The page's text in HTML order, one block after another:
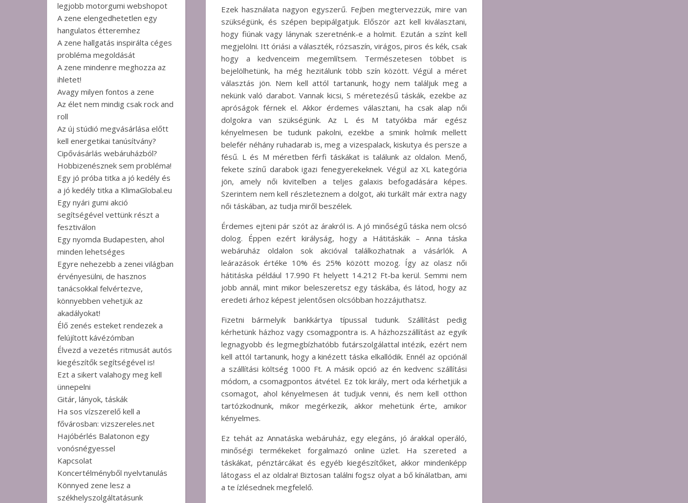
legjobb motorgumi webshopot
A zene elengedhetetlen egy
hangulatos étteremhez
A zene hallgatás inspirálta céges
probléma megoldását
A zene mindenre meghozza az
ihletet!
Avagy milyen fontos a zene
Az élet nem mindig csak rock and
roll
Az új stúdió megvásárlása előtt
kell energetikai tanúsítvány?
Cipővásárlás webáruházból?
Hobbizenésznek sem probléma!
Egy jó próba titka a jó kedély és
a jó kedély titka a KlimaGlobal.eu
Egy nyári gumi akció
segítségével vettünk részt a
fesztiválon
Egy nyomda Budapesten, ahol
minden lehetséges
Egyre nehezebb a zenei világban
érvényesülni, de hasznos
tanácsokkal felvértezve,
könnyebben vehetjük az
akadályokat!
Élő zenés esteket rendezek a
felújított kávézómban
Élvezd a vezetés ritmusát autós
kiegészítők segítségével is!
Ezt a sikert valahogy meg kell
ünnepelni
Gitár, lányok, táskák
Ha sos vízszerelő kell a
fővárosban: vizszereles.net
Hajóbérlés Balatonon egy
vonósnégyessel
Kapcsolat
Koncertélményből nyelvtanulás
Könnyed zene lesz a
székhelyszolgáltatásunk
Ezek használata nagyon egyszerű. Fejben megtervezzük, mire van
szükségünk, és szépen bepipálgatjuk. Először azt kell kiválasztani,
hogy fiúnak vagy lánynak szeretnénk-e a holmit. Ezután a színt kell
megjelölni. Itt óriási a választék, rózsaszín, virágos, piros és kék, csak
hogy a kedvenceim megemlítsem. Természetesen többet is
bejelölhetünk, ha még hezitálunk több szín között. Végül a méret
választás jön. Nem kell attól tartanunk, hogy nem találjuk meg a
nekünk való darabot. Vannak kicsi, S méretezésű táskák, ezekbe az
apróságok férnek el. Akkor érdemes választani, ha csak alap női
dolgokra van szükségünk. Az L és M tatyókba már egész
kényelmesen be tudunk pakolni, ezekbe a smink holmik mellett
belefér néhány ruhadarab is, meg a vizespalack, kiskutya és persze a
fésű. L és M méretben férfi táskákat is találunk az oldalon. Menő,
fekete színű darabok igazi fenegyerekeknek. Végül az XL kategória
jön, amely női kivitelben a teljes galaxis befogadására képes.
Szerintem nem kell részleteznem a dolgot, aki turkált már extra nagy
női táskában, az tudja miről beszélek.
Érdemes ejteni pár szót az árakról is. A jó minőségű táska nem olcsó
dolog. Éppen ezért királyság, hogy a Hátitáskák – Anna táska
webáruház oldalon sok akcióval találkozhatnak a vásárlók. A
leárazások értéke 10% és 25% között mozog. Így az olasz női
hátitáska például 17.990 Ft helyett 14.212 Ft-ba kerül. Semmi nem
jobb annál, mint mikor beleszeretsz egy táskába, és látod, hogy az
eredeti árhoz képest jelentősen olcsóbban hozzájuthatsz.
Fizetni bármelyik bankkártya típussal tudunk. Szállítást pedig
kérhetünk házhoz vagy csomagpontra is. A házhozszállítást az egyik
legnagyobb és legmegbízhatóbb futárszolgálattal intézik, ezért nem
kell attól tartanunk, hogy a kinézett táska elkallódik. Ennél az opciónál
a szállítási költség 1000 Ft. A másik opció az én kedvenc szállítási
módom, a csomagpontos átvétel. Ez tök király, mert oda kérhetjük a
csomagot, ahol kényelmesen át tudjuk venni, és nem kell otthon
tartózkodnunk, mikor megérkezik, akkor mehetünk érte, amikor
kényelmes.
Ez tehát az Annatáska webáruház, egy elegáns, jó árakkal operáló,
minőségi termékeket forgalmazó online üzlet. Ha szereted a
táskákat, pénztárcákat és egyéb kiegészítőket, akkor mindenképp
látogass el az oldalra! Biztosan találni fogsz olyat a bő kínálatban, ami
a te ízlésednek megfelelő.